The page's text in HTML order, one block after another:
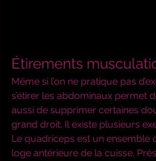
Étirements
Même si l’on ne pratique pas
s’étirer les abdominaux permet
aussi de supprimer certaines
grand droit. Il existe plusieurs
Le quadriceps est un ensemble
loge antérieure de la cuisse.